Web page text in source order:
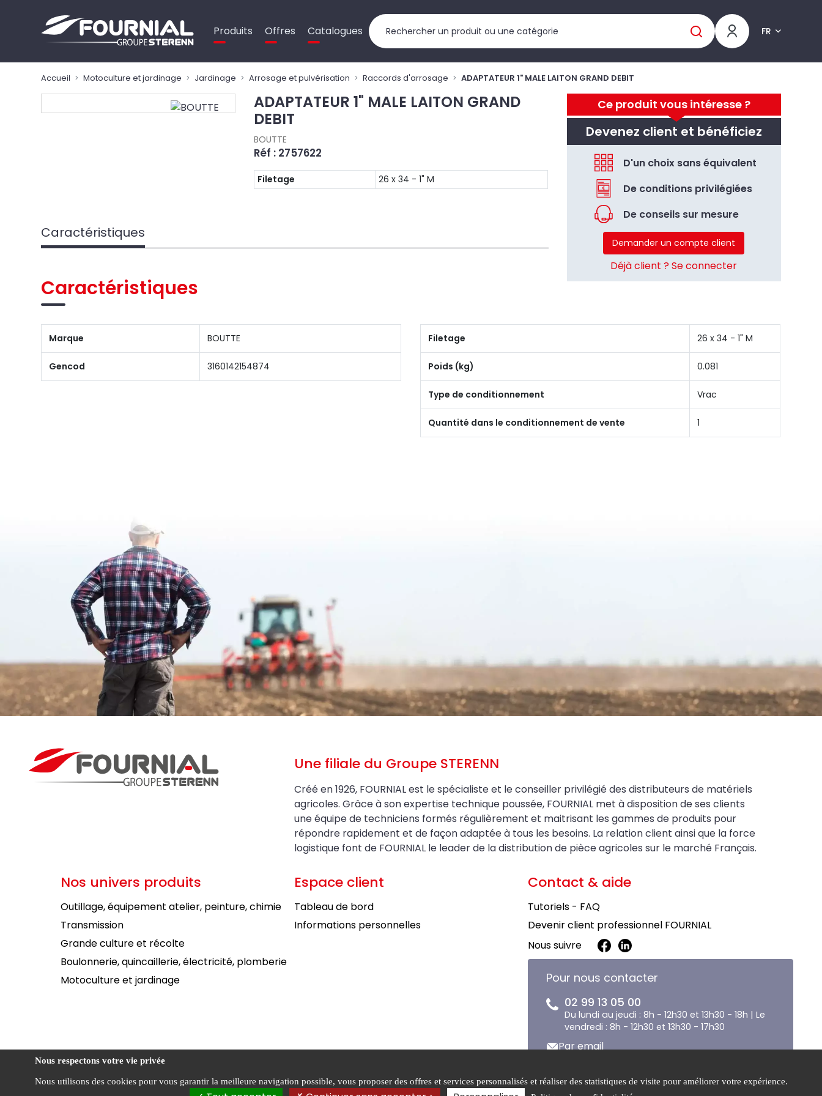
Produits Offres Catalogues FR
Accueil Motoculture et jardinage Jardinage Arrosage et pulvérisation Raccords d'arrosage ADAPTATEUR 1" MALE LAITON GRAND DEBIT
Ce produit vous intéresse ?
Devenez client et bénéficiez
D'un choix sans équivalent
De conditions privilégiées
De conseils sur mesure
Demander un compte client
Déjà client ? Se connecter
ADAPTATEUR 1" MALE LAITON GRAND
DEBIT
BOUTTE
Réf : 2757622
Filetage 26 x 34 - 1" M
Caractéristiques
Caractéristiques
Marque BOUTTE
Gencod 3160142154874
Filetage 26 x 34 - 1" M
Poids (kg) 0.081
Type de conditionnement Vrac
Quantité dans le conditionnement de vente 1
Une filiale du Groupe STERENN
Créé en 1926, FOURNIAL est le spécialiste et le conseiller privilégié des distributeurs de matériels
agricoles. Grâce à son expertise technique poussée, FOURNIAL met à disposition de ses clients
une équipe de techniciens formés régulièrement et maitrisant les gammes de produits pour
répondre rapidement et de façon adaptée à tous les besoins. La relation client ainsi que la force
logistique font de FOURNIAL le leader de la distribution de pièce agricoles sur le marché Français.
Nos univers produits
Outillage, équipement atelier, peinture, chimie
Transmission
Grande culture et récolte
Boulonnerie, quincaillerie, électricité, plomberie
Motoculture et jardinage
Espace client
Tableau de bord
Informations personnelles
Contact & aide
Tutoriels - FAQ
Devenir client professionnel FOURNIAL
Nous suivre
Pour nous contacter
02 99 13 05 00
Du lundi au jeudi : 8h - 12h30 et 13h30 - 18h | Le
vendredi : 8h - 12h30 et 13h30 - 17h30
Par email
FOURNIAL ©
Conditions générales de
Mentions
Politique de
Gestion des
Nous respectons votre vie privée
Nous utilisons des cookies pour vous garantir la meilleure navigation possible, vous proposer des offres et services personnalisés et réaliser des statistiques de visite pour améliorer votre expérience.